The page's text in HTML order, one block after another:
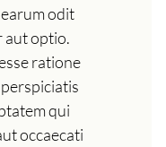
odit
aut optio.
ratione
qui
occaecati